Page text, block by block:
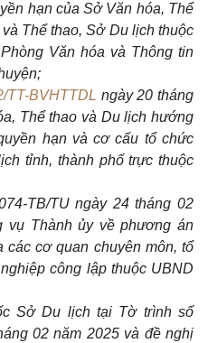
hạn của Sở Văn hóa, Thể
Thể thao, Sở Du lịch thuộc
Văn hóa và Thông tin
TT-BVHTTDL ngày 20 tháng
Thể thao và Du lịch hướng
hạn và cơ cấu tổ chức
tỉnh, thành phố trực thuộc
TB/TU ngày 24 tháng 02
vụ Thành ủy về phương án
các cơ quan chuyên môn, tổ
công lập thuộc UBND
Sở Du lịch tại Tờ trình số
02 năm 2025 và đề nghị